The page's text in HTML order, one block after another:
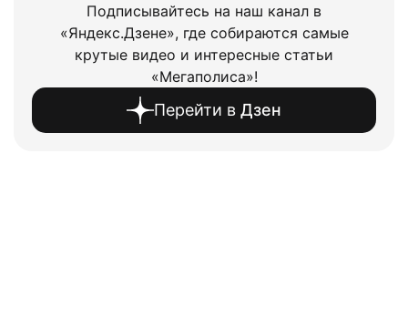
Подписывайтесь на наш канал в
«Яндекс.Дзене», где собираются самые
крутые видео и интересные статьи
«Мегаполиса»!
Перейти в Дзен